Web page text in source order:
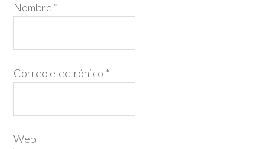
Nombre *
Correo electrónico *
Web